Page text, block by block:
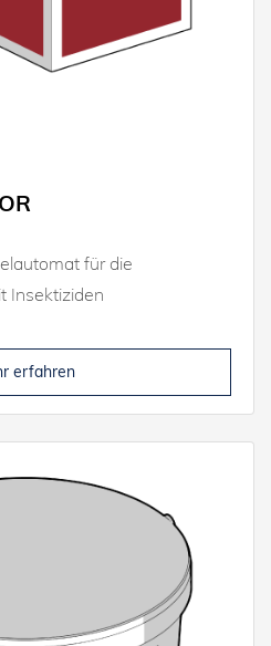
für die
Insektiziden
erfahren